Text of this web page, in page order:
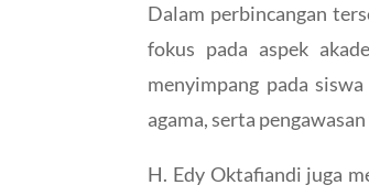
Dalam perbincangan
fokus pada aspek
menyimpang pada
agama, serta
H. Edy Oktafiandi juga